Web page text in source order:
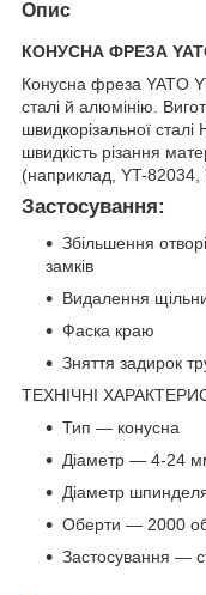
Опис
КОНУСНА ФРЕЗА
Конусна фреза YATO
сталі й алюмінію.
швидкорізальної сталі
швидкість різання
(наприклад, YT-82034,
Застосування:
Збільшення
замків
Видалення
Фаска краю
Зняття задирок
ТЕХНІЧНІ
Тип — конусна
Діаметр — 4-24
Діаметр
Оберти — 2000
Застосування —